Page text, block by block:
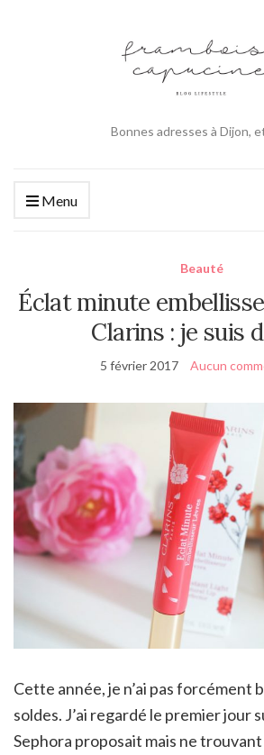
Bonnes adresses à Dijon,
Menu
Beauté
Éclat minute
Clarins : je suis
5 février 2017 Aucun
Cette année, je n’ai pas forcément
soldes. J’ai regardé le premier jour
Sephora proposait mais ne